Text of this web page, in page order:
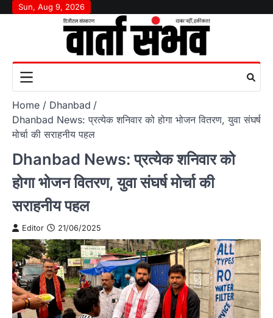
SkipSun, Aug 9, 2026
Home
Dhanbad
Dhanbad News: प्रत्येक शनिवार को होगा भोजन वितरण, युवा संघर्ष
मोर्चा की सराहनीय पहल
Dhanbad News: प्रत्येक शनिवार को
होगा भोजन वितरण, युवा संघर्ष मोर्चा की
सराहनीय पहल
Editor 21/06/2025